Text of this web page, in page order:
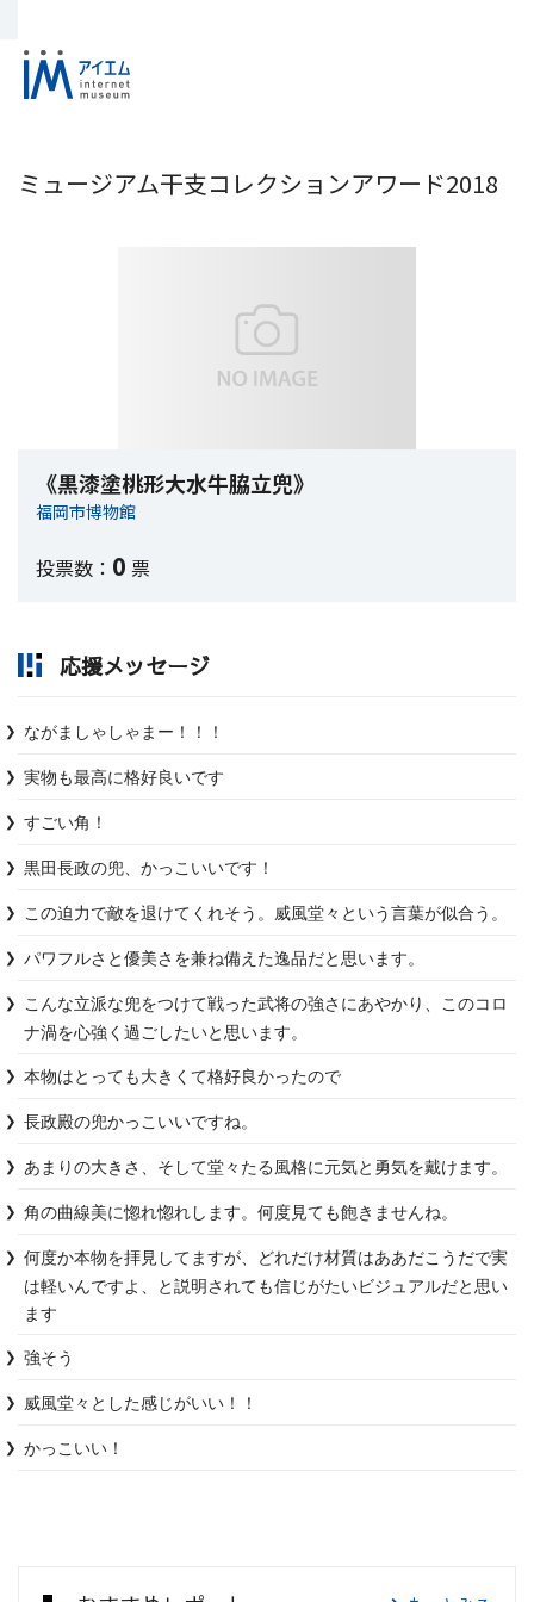
ミュージアム干支コレクションアワード2018
《黒漆塗桃形大水牛脇立兜》
福岡市博物館
投票数： 0 票
応援メッセージ
ながましゃしゃまー！！！
実物も最高に格好良いです
すごい角！
黒田長政の兜、かっこいいです！
この迫力で敵を退けてくれそう。威風堂々という言葉が似合う。
パワフルさと優美さを兼ね備えた逸品だと思います。
こんな立派な兜をつけて戦った武将の強さにあやかり、このコロ
ナ渦を心強く過ごしたいと思います。
本物はとっても大きくて格好良かったので
長政殿の兜かっこいいですね。
あまりの大きさ、そして堂々たる風格に元気と勇気を戴けます。
角の曲線美に惚れ惚れします。何度見ても飽きませんね。
何度か本物を拝見してますが、どれだけ材質はああだこうだで実
は軽いんですよ、と説明されても信じがたいビジュアルだと思い
ます
強そう
威風堂々とした感じがいい！！
かっこいい！